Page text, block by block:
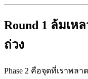
Round 1 ล้มเห
ถ่วง
Phase 2 คือจุดที่เราพลา